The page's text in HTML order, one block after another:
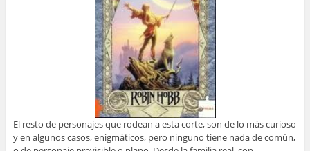
El resto de personajes que rodean a esta corte, son de lo más curioso
y en algunos casos, enigmáticos, pero ninguno tiene nada de común,